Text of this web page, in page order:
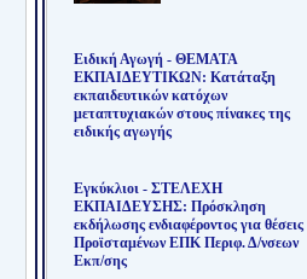
Ειδική Αγωγή - ΘΕΜΑΤΑ
ΕΚΠΑΙΔΕΥΤΙΚΩΝ: Κατάταξη
εκπαιδευτικών κατόχων
μεταπτυχιακών στους πίνακες της
ειδικής αγωγής
Εγκύκλιοι - ΣΤΕΛΕΧΗ
ΕΚΠΑΙΔΕΥΣΗΣ: Πρόσκληση
εκδήλωσης ενδιαφέροντος για θέσεις
Προϊσταμένων ΕΠΚ Περιφ. Δ/νσεων
Εκπ/σης